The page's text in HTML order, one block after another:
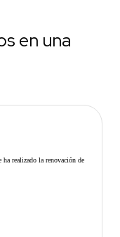
en una
ha realizado la renovación de